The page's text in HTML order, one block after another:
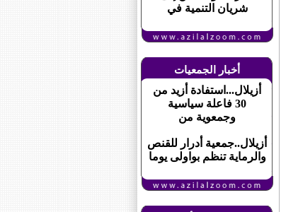
شريان التنمية في
أخبار الجمعيات
أزيلال...استفادة أزيد من
30 فاعلة سياسية
وجمعوية من
أزيلال..جمعية أدرار للقنص
والرماية تنظم بواولى يوما